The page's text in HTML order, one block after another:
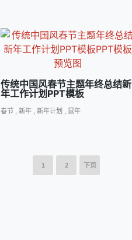
传统中国风春节主题年终总结新
年工作计划PPT模板
春节 ,新年 ,新年计划 鼠年
1 2 下页